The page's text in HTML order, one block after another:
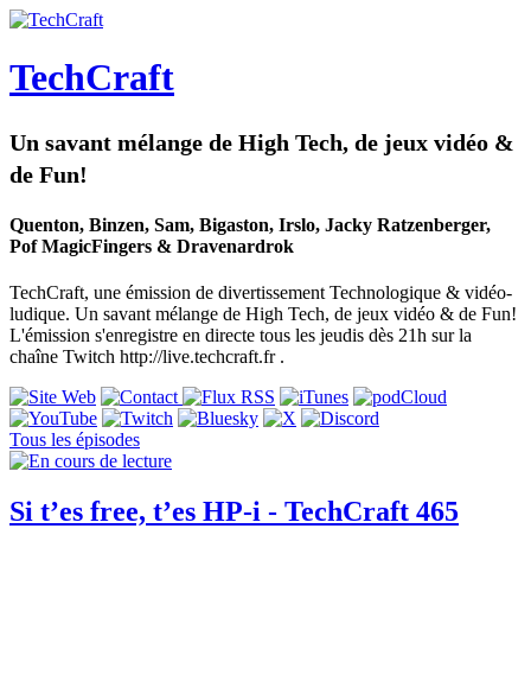
TechCraft
Un savant mélange de High Tech, de jeux vidéo &
de Fun!
Quenton, Binzen, Sam, Bigaston, Irslo, Jacky Ratzenberger,
Pof MagicFingers & Dravenardrok
TechCraft, une émission de divertissement Technologique & vidéo-
ludique. Un savant mélange de High Tech, de jeux vidéo & de Fun!
L'émission s'enregistre en directe tous les jeudis dès 21h sur la
chaîne Twitch http://live.techcraft.fr .
Tous les épisodes
Si t’es free, t’es HP-i - TechCraft 465